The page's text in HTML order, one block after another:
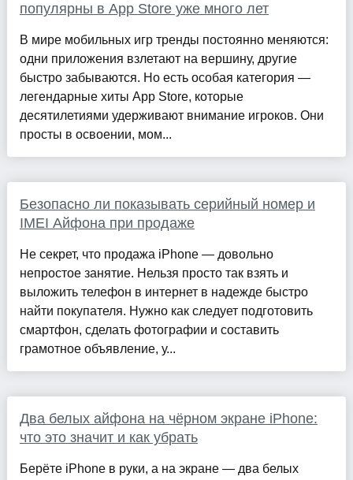
популярны в App Store уже много лет
В мире мобильных игр тренды постоянно меняются:
одни приложения взлетают на вершину, другие
быстро забываются. Но есть особая категория —
легендарные хиты App Store, которые
десятилетиями удерживают внимание игроков. Они
просты в освоении, мом...
Безопасно ли показывать серийный номер и
IMEI Айфона при продаже
Не секрет, что продажа iPhone — довольно
непростое занятие. Нельзя просто так взять и
выложить телефон в интернет в надежде быстро
найти покупателя. Нужно как следует подготовить
смартфон, сделать фотографии и составить
грамотное объявление, у...
Два белых айфона на чёрном экране iPhone:
что это значит и как убрать
Берёте iPhone в руки, а на экране — два белых